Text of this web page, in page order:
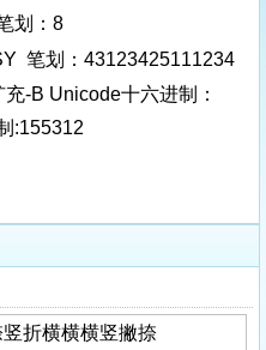
划：8
笔划：43123425111234
-B Unicode十六进制：
:155312
折横横横竖撇捺